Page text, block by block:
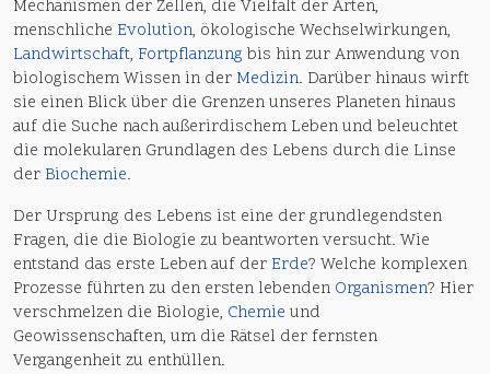
Mechanismen der Zellen, die Vielfalt der Arten,
menschliche Evolution, ökologische Wechselwirkungen,
Landwirtschaft, Fortpflanzung bis hin zur Anwendung von
biologischem Wissen in der Medizin. Darüber hinaus wirft
sie einen Blick über die Grenzen unseres Planeten hinaus
auf die Suche nach außerirdischem Leben und beleuchtet
die molekularen Grundlagen des Lebens durch die Linse
der Biochemie.
Der Ursprung des Lebens ist eine der grundlegendsten
Fragen, die die Biologie zu beantworten versucht. Wie
entstand das erste Leben auf der Erde? Welche komplexen
Prozesse führten zu den ersten lebenden Organismen? Hier
verschmelzen die Biologie, Chemie und
Geowissenschaften, um die Rätsel der fernsten
Vergangenheit zu enthüllen.